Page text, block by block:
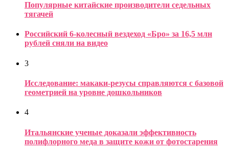
Популярные китайские производители седельных
тягачей
Российский 6-колесный вездеход «Бро» за 16,5 млн
рублей сняли на видео
3
Исследование: макаки-резусы справляются с базовой
геометрией на уровне дошкольников
4
Итальянские ученые доказали эффективность
полифлорного меда в защите кожи от фотостарения